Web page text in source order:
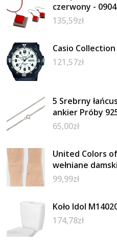
czerwony - 0904
135,59zł
Casio Collection
121,57zł
5 Srebrny
ankier Próby
65,00zł
United Colors
wełniane
99,99zł
Koło Idol
174,78zł